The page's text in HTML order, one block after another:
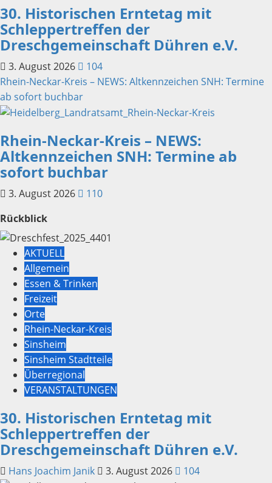
30. Historischen Erntetag mit
Schleppertreffen der
Dreschgemeinschaft Dühren e.V.
3. August 2026
104
Rhein-Neckar-Kreis – NEWS: Altkennzeichen SNH: Termine
ab sofort buchbar
Rhein-Neckar-Kreis – NEWS:
Altkennzeichen SNH: Termine ab
sofort buchbar
3. August 2026
110
Rückblick
AKTUELL
Allgemein
Essen & Trinken
Freizeit
Orte
Rhein-Neckar-Kreis
Sinsheim
Sinsheim Stadtteile
Überregional
VERANSTALTUNGEN
30. Historischen Erntetag mit
Schleppertreffen der
Dreschgemeinschaft Dühren e.V.
Hans Joachim Janik 3. August 2026 104